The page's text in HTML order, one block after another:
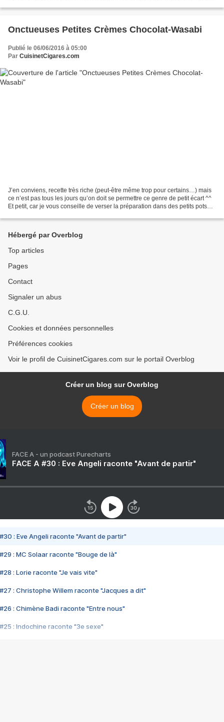
Onctueuses Petites Crèmes Chocolat-Wasabi
Publié le 06/06/2016 à 05:00
Par CuisinetCigares.com
J’en conviens, recette très riche (peut-être même trop pour certains…) mais
ce n’est pas tous les jours qu’on doit se permettre ce genre de petit écart ^^
Et petit, car je vous conseille de verser la préparation dans des petits pots
Hébergé par Overblog
Top articles
Pages
Contact
Signaler un abus
C.G.U.
Cookies et données personnelles
Préférences cookies
Voir le profil de CuisinetCigares.com sur le portail Overblog
Créer un blog sur Overblog
Créer un blog
FACE A - un podcast Purecharts
FACE A #30 : Eve Angeli raconte "Avant de partir"
#30 : Eve Angeli raconte "Avant de partir"
#29 : MC Solaar raconte "Bouge de là"
#28 : Lorie raconte "Je vais vite"
#27 : Christophe Willem raconte "Jacques a dit"
#26 : Chimène Badi raconte "Entre nous"
#25 : Indochine raconte "3e sexe"